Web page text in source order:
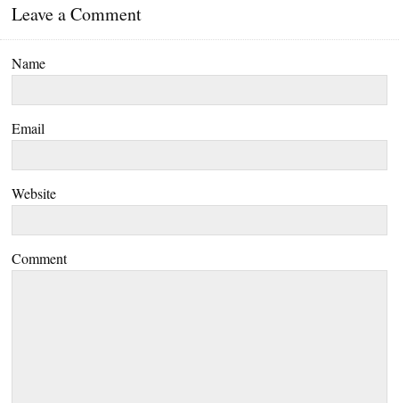
Leave a Comment
Name
Email
Website
Comment